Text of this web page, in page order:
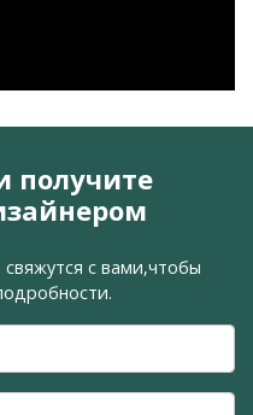
получите
с вами,чтобы